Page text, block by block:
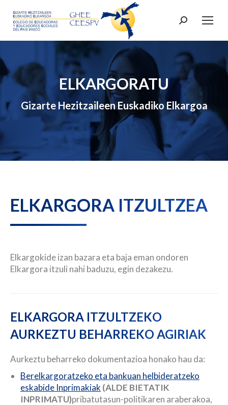
Search:
ELKARGORATU
Gizarte Hezitzaileen Euskadiko Elkargoa
ELKARGORA ITZULTZEA
Elkargokide izan bazara eta baja eman ondoren
Elkargora itzuli nahi baduzu, egin dezakezu.
ELKARGORA ITZULTZEKO
AURKEZTU BEHARREKO AGIRIAK
Aurkeztu beharreko dokumentazioa honako hau da:
Berelkargoratzeko eta bankuan helbideratzeko
eskabide Inprimakiak (ALDE BIETATIK
INPRIMATU)pribatutasun-politikaren araberakoa,